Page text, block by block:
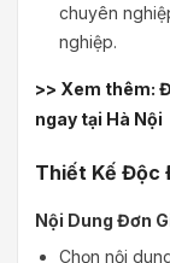
chuyên
nghiệp.
>> Xem thêm:
ngay tại Hà Nội
Thiết Kế Độc
Nội Dung Đơn
Chọn nội